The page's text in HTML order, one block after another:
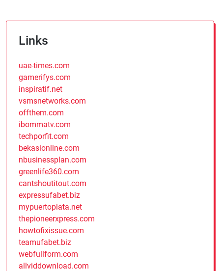
Links
uae-times.com
gamerifys.com
inspiratif.net
vsmsnetworks.com
offthem.com
ibommatv.com
techporfit.com
bekasionline.com
nbusinessplan.com
greenlife360.com
cantshoutitout.com
expressufabet.biz
mypuertoplata.net
thepioneerxpress.com
howtofixissue.com
teamufabet.biz
webfullform.com
allviddownload.com